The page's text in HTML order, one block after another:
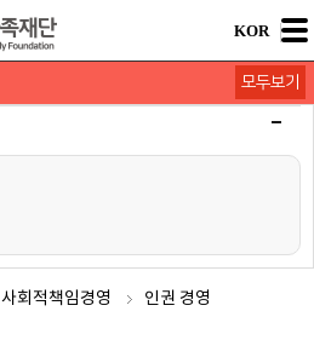
KOR
모두보기
사회적책임경영 인권 경영